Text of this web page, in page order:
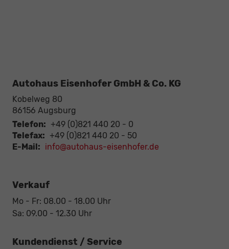
Autohaus Eisenhofer GmbH & Co. KG
Kobelweg 80
86156 Augsburg
Telefon: +49 (0)821 440 20 - 0
Telefax: +49 (0)821 440 20 - 50
E-Mail: info@autohaus-eisenhofer.de
Verkauf
Mo - Fr: 08.00 - 18.00 Uhr
Sa: 09.00 - 12.30 Uhr
Kundendienst / Service